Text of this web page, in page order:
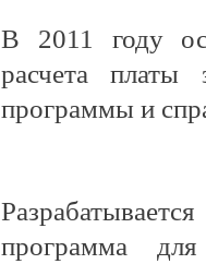
В 2011 году
расчета
программы и
программа